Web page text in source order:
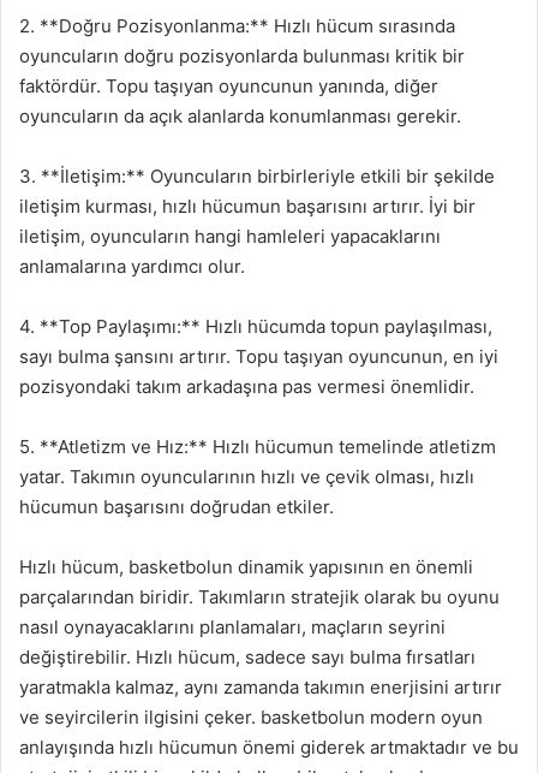
2. **Doğru Pozisyonlanma:** Hızlı hücum sırasında
oyuncuların doğru pozisyonlarda bulunması kritik bir
faktördür. Topu taşıyan oyuncunun yanında, diğer
oyuncuların da açık alanlarda konumlanması gerekir.
3. **İletişim:** Oyuncuların birbirleriyle etkili bir şekilde
iletişim kurması, hızlı hücumun başarısını artırır. İyi bir
iletişim, oyuncuların hangi hamleleri yapacaklarını
anlamalarına yardımcı olur.
4. **Top Paylaşımı:** Hızlı hücumda topun paylaşılması,
sayı bulma şansını artırır. Topu taşıyan oyuncunun, en iyi
pozisyondaki takım arkadaşına pas vermesi önemlidir.
5. **Atletizm ve Hız:** Hızlı hücumun temelinde atletizm
yatar. Takımın oyuncularının hızlı ve çevik olması, hızlı
hücumun başarısını doğrudan etkiler.
Hızlı hücum, basketbolun dinamik yapısının en önemli
parçalarından biridir. Takımların stratejik olarak bu oyunu
nasıl oynayacaklarını planlamaları, maçların seyrini
değiştirebilir. Hızlı hücum, sadece sayı bulma fırsatları
yaratmakla kalmaz, aynı zamanda takımın enerjisini artırır
ve seyircilerin ilgisini çeker. basketbolun modern oyun
anlayışında hızlı hücumun önemi giderek artmaktadır ve bu